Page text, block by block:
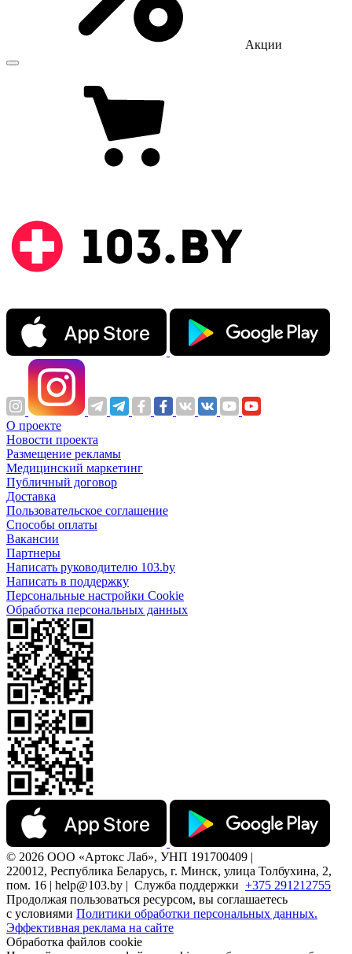
Акции
О проекте
Новости проекта
Размещение рекламы
Медицинский маркетинг
Публичный договор
Доставка
Пользовательское соглашение
Способы оплаты
Вакансии
Партнеры
Написать руководителю 103.by
Написать в поддержку
Персональные настройки Cookie
Обработка персональных данных
© 2026 ООО «Артокс Лаб», УНП 191700409 |
220012, Республика Беларусь, г. Минск, улица Толбухина, 2,
пом. 16 | help@103.by | Служба поддержки +375 291212755
Продолжая пользоваться ресурсом, вы соглашаетесь
с условиями Политики обработки персональных данных.
Эффективная реклама на сайте
Обработка файлов cookie